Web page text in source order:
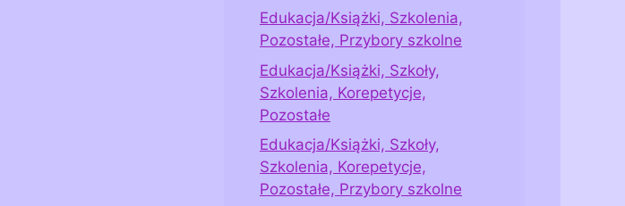
Edukacja/Książki, Szkolenia,
Pozostałe, Przybory szkolne
Edukacja/Książki, Szkoły,
Szkolenia, Korepetycje,
Pozostałe
Edukacja/Książki, Szkoły,
Szkolenia, Korepetycje,
Pozostałe, Przybory szkolne